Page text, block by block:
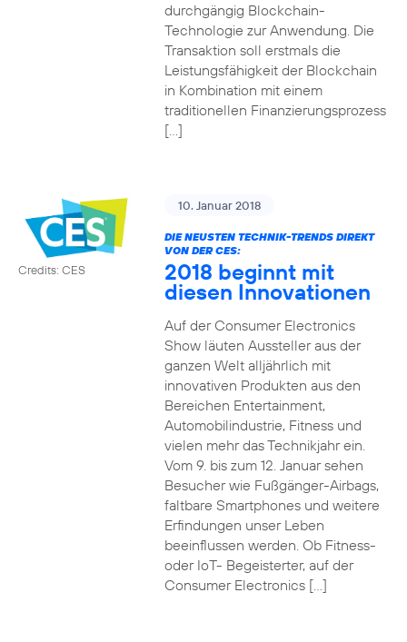
durchgängig Blockchain-
Technologie zur Anwendung. Die
Transaktion soll erstmals die
Leistungsfähigkeit der Blockchain
in Kombination mit einem
traditionellen Finanzierungsprozess
[…]
Credits: CES
10. Januar 2018
DIE NEUSTEN TECHNIK-TRENDS DIREKT
VON DER CES:
2018 beginnt mit
diesen Innovationen
Auf der Consumer Electronics
Show läuten Aussteller aus der
ganzen Welt alljährlich mit
innovativen Produkten aus den
Bereichen Entertainment,
Automobilindustrie, Fitness und
vielen mehr das Technikjahr ein.
Vom 9. bis zum 12. Januar sehen
Besucher wie Fußgänger-Airbags,
faltbare Smartphones und weitere
Erfindungen unser Leben
beeinflussen werden. Ob Fitness-
oder IoT- Begeisterter, auf der
Consumer Electronics […]